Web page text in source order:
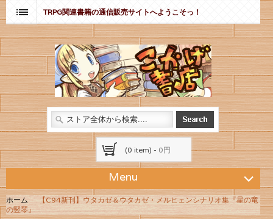
TRPG関連書籍の通信販売サイトへようこそっ！
(0 item) - 0円
Menu
ホーム
【C94新刊】ウタカゼ＆ウタカゼ・メルヒェンシナリオ集『星の竜
の竪琴』